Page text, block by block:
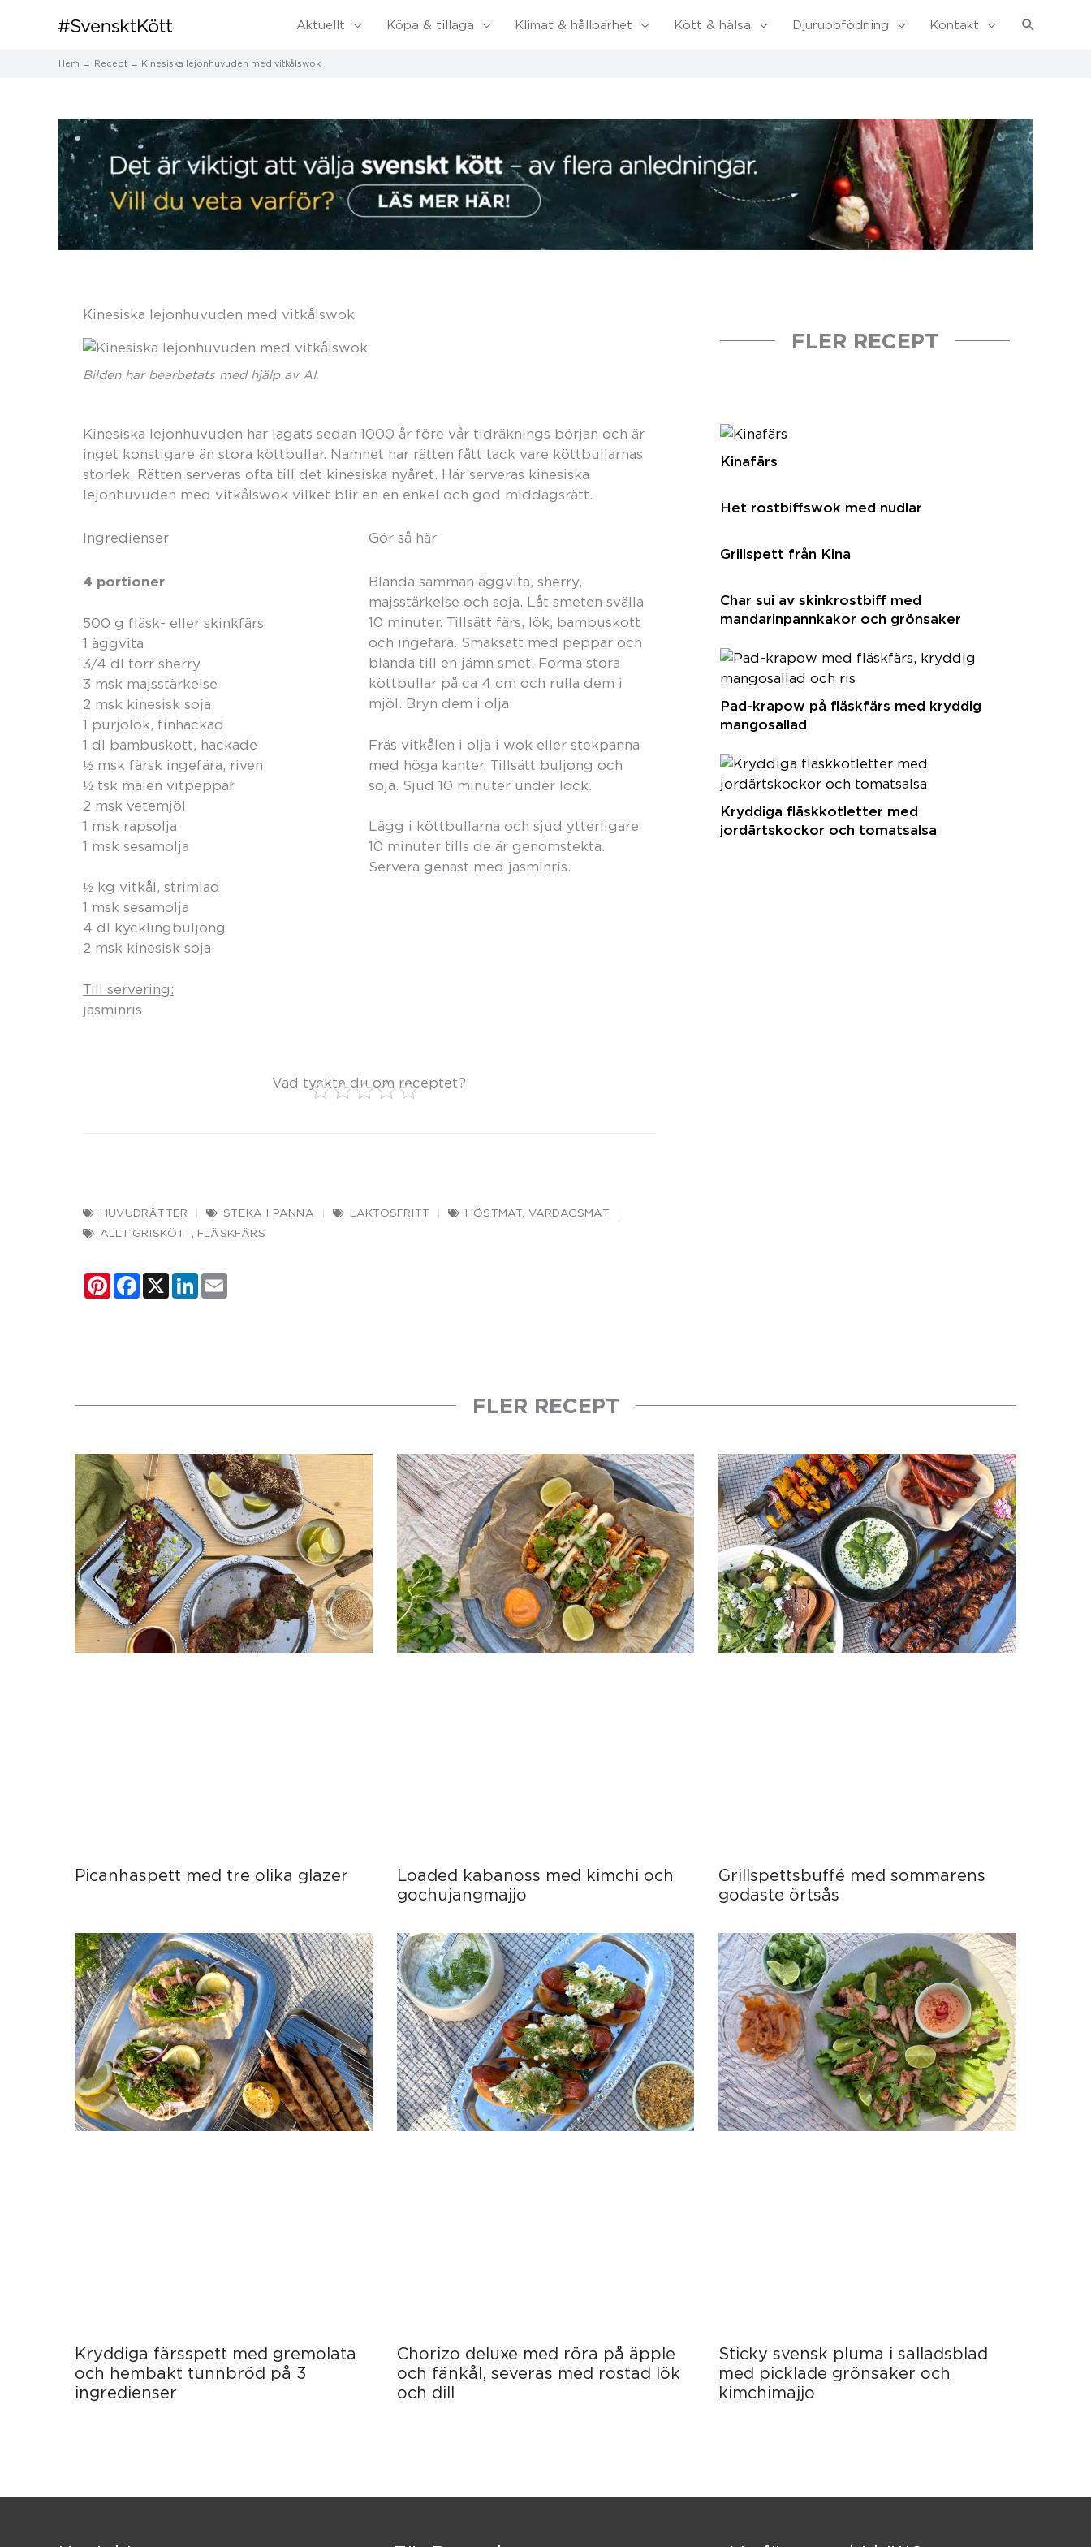
Aktuellt Köpa & tillaga Klimat & hållbarhet Kött & hälsa Djuruppfödning Kontakt Sök
Hem Recept Kinesiska lejonhuvuden med vitkålswok
Kinesiska lejonhuvuden med vitkålswok
Bilden har bearbetats med hjälp av AI.
Kinesiska lejonhuvuden har lagats sedan 1000 år före vår tidräknings början och är
inget konstigare än stora köttbullar. Namnet har rätten fått tack vare köttbullarnas
storlek. Rätten serveras ofta till det kinesiska nyåret. Här serveras kinesiska
lejonhuvuden med vitkålswok vilket blir en en enkel och god middagsrätt.
Ingredienser
4 portioner
500 g fläsk- eller skinkfärs
1 äggvita
3/4 dl torr sherry
3 msk majsstärkelse
2 msk kinesisk soja
1 purjolök, finhackad
1 dl bambuskott, hackade
½ msk färsk ingefära, riven
½ tsk malen vitpeppar
2 msk vetemjöl
1 msk rapsolja
1 msk sesamolja
½ kg vitkål, strimlad
1 msk sesamolja
4 dl kycklingbuljong
2 msk kinesisk soja
Till servering:
jasminris
Gör så här
Blanda samman äggvita, sherry,
majsstärkelse och soja. Låt smeten svälla
10 minuter. Tillsätt färs, lök, bambuskott
och ingefära. Smaksätt med peppar och
blanda till en jämn smet. Forma stora
köttbullar på ca 4 cm och rulla dem i
mjöl. Bryn dem i olja.
Fräs vitkålen i olja i wok eller stekpanna
med höga kanter. Tillsätt buljong och
soja. Sjud 10 minuter under lock.
Lägg i köttbullarna och sjud ytterligare
10 minuter tills de är genomstekta.
Servera genast med jasminris.
Vad tyckte du om receptet?
HUVUDRÄTTER STEKA I PANNA LAKTOSFRITT HÖSTMAT VARDAGSMAT
ALLT GRISKÖTT
FLÄSKFÄRS
PinterestFacebook
X LinkedIn
FLER RECEPT
Kinafärs
Het rostbiffswok med nudlar
Grillspett från Kina
Char sui av skinkrostbiff med
mandarinpannkakor och grönsaker
Pad-krapow på fläskfärs med kryddig
mangosallad
Kryddiga fläskkotletter med
jordärtskockor och tomatsalsa
FLER RECEPT
Picanhaspett med tre olika glazer
Loaded kabanoss med kimchi och
gochujangmajjo
Grillspettsbuffé med sommarens
godaste örtsås
Kryddiga färsspett med gremolata
och hembakt tunnbröd på 3
ingredienser
Chorizo deluxe med röra på äpple
och fänkål, severas med rostad lök
och dill
Sticky svensk pluma i salladsblad
med picklade grönsaker och
kimchimajjo